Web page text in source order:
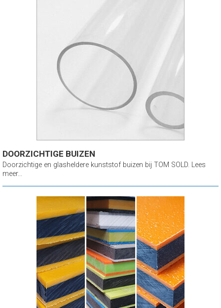
DOORZICHTIGE BUIZEN
Doorzichtige en glasheldere kunststof buizen bij TOM SOLD. Lees
meer...